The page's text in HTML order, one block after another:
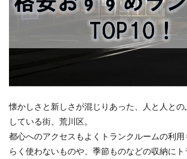
懐かしさと新しさが混じりあった、人と人との
している街、荒川区。
都心へのアクセスもよくトランクルームの利
らく使わないものや、季節ものなどの収納に